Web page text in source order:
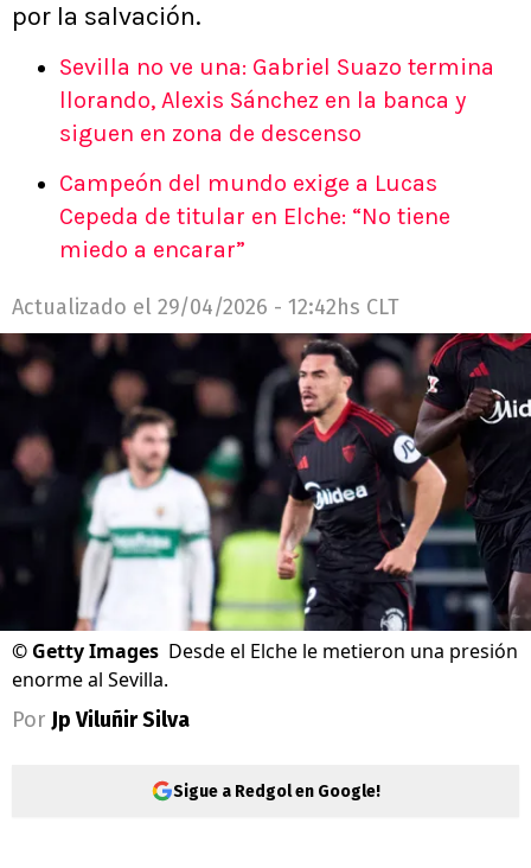
por la salvación.
Sevilla no ve una: Gabriel Suazo termina
llorando, Alexis Sánchez en la banca y
siguen en zona de descenso
Campeón del mundo exige a Lucas
Cepeda de titular en Elche: “No tiene
miedo a encarar”
Actualizado el 29/04/2026 - 12:42hs CLT
© Getty Images Desde el Elche le metieron una presión
enorme al Sevilla.
Por Jp Viluñir Silva
Sigue a Redgol en Google!